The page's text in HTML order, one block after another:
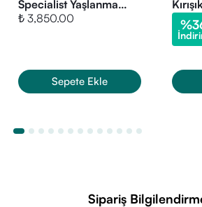
Derinlemesine Yenilenme ve Sıkılaşma!
Cilt bakım rutininize doğal bir dokunuş
boyunca gençleştirici bir etki yaratmak
seçimdir.
Specialist Yaşlanma
Karşıtı Gece Bakım
₺ 3,850.00
Sepete Ekle
%
Sipariş